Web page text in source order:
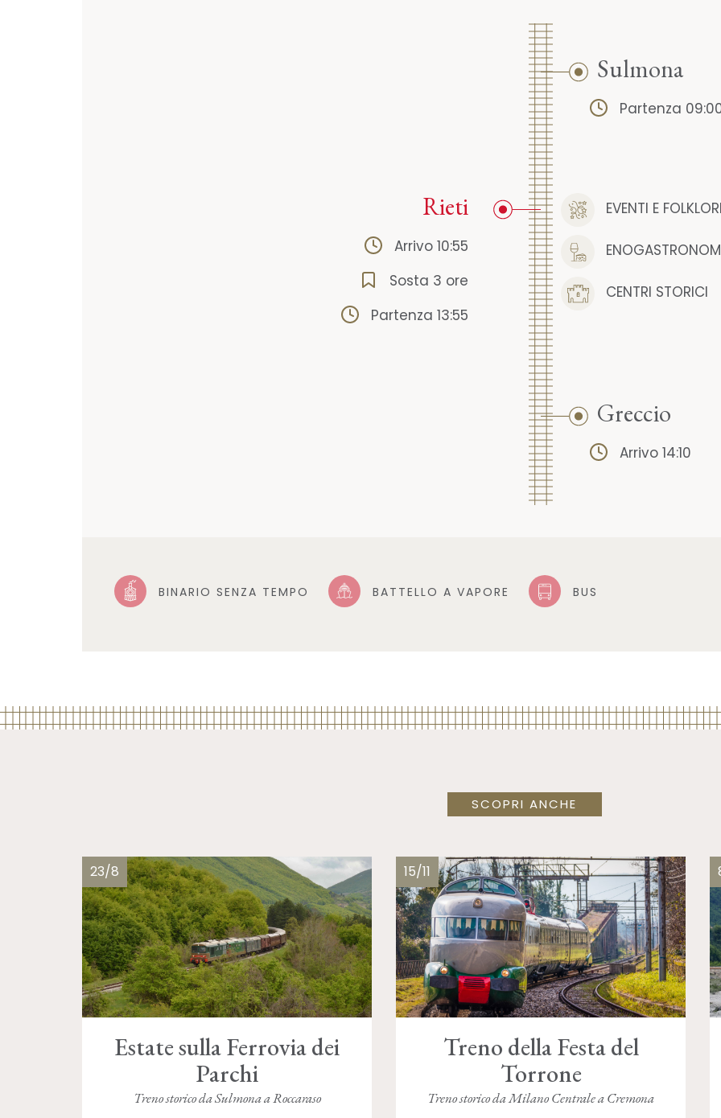
Sulmona
Partenza
EVENTI E
CENTRI STORICI
Rieti
Arrivo 10:55
Sosta 3 ore
Partenza 13:55
Greccio
Arrivo 14:10
BINARIO SENZA TEMPO BATTELLO A VAPORE BUS
SCOPRI ANCHE
23/8
Estate sulla Ferrovia dei
Parchi
Treno storico da Sulmona a Roccaraso
15/11
Treno della Festa del
Torrone
Treno storico da Milano Centrale a Cremona